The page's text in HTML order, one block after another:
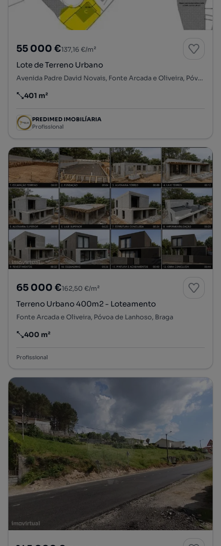
55 000 €137,16 €/m²
Lote de Terreno Urbano
Avenida Padre David Novais, Fonte Arcada e Oliveira, Póvoa de Lanhoso, Braga
Preço por metro quadrado
401 m²
PREDIMED IMOBILÍARIA
Profissional
65 000 €162,50 €/m²
Terreno Urbano 400m2 - Loteamento
Fonte Arcada e Oliveira, Póvoa de Lanhoso, Braga
Preço por metro quadrado
400 m²
Profissional